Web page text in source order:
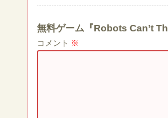
無料ゲーム『Robots Can’t
コメント ※